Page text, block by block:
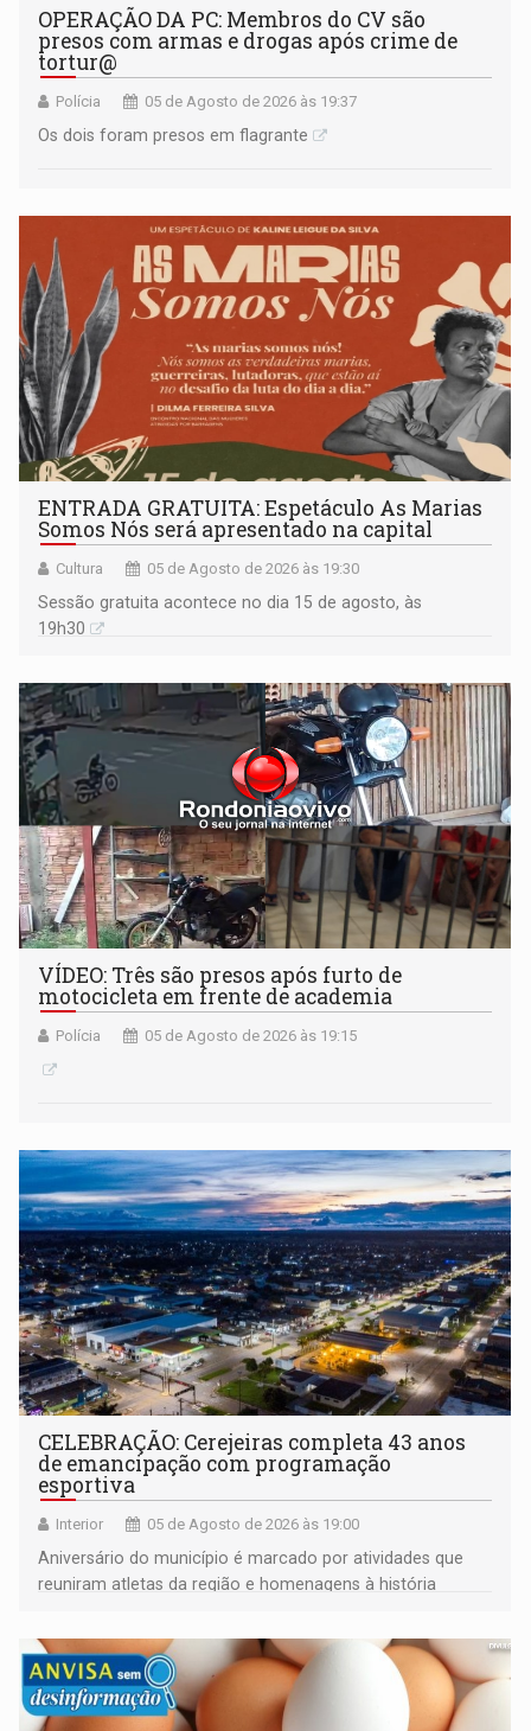
OPERAÇÃO DA PC: Membros do CV são
presos com armas e drogas após crime de
tortur@
Polícia 05 de Agosto de 2026 às 19:37
Os dois foram presos em flagrante
ENTRADA GRATUITA: Espetáculo As Marias
Somos Nós será apresentado na capital
Cultura 05 de Agosto de 2026 às 19:30
Sessão gratuita acontece no dia 15 de agosto, às
19h30
VÍDEO: Três são presos após furto de
motocicleta em frente de academia
Polícia 05 de Agosto de 2026 às 19:15
CELEBRAÇÃO: Cerejeiras completa 43 anos
de emancipação com programação
esportiva
Interior 05 de Agosto de 2026 às 19:00
Aniversário do município é marcado por atividades que
reuniram atletas da região e homenagens à história